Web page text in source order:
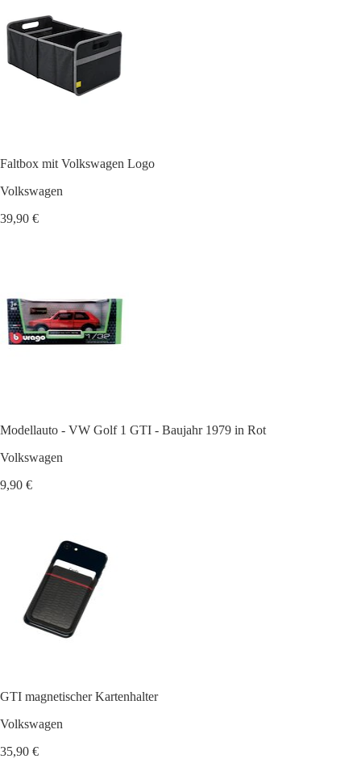
Faltbox mit Volkswagen Logo
Volkswagen
39,90 €
Modellauto - VW Golf 1 GTI - Baujahr 1979 in Rot
Volkswagen
9,90 €
GTI magnetischer Kartenhalter
Volkswagen
35,90 €